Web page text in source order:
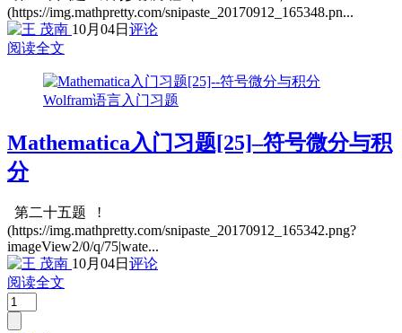
(https://img.mathpretty.com/snipaste_20170912_165348.pn...
10月04日 评论
阅读全文
Wolfram语言入门习题
Mathematica入门习题[25]–符号微分与积
分
第二十五题 !
(https://img.mathpretty.com/snipaste_20170912_165342.png?
imageView2/0/q/75|wate...
10月04日 评论
阅读全文